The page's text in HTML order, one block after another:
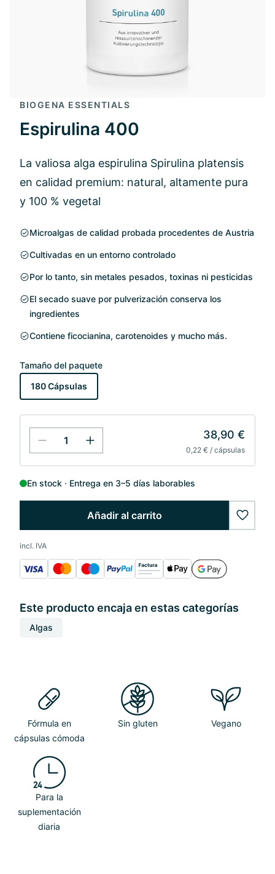
BIOGENA ESSENTIALS
Espirulina 400
La valiosa alga espirulina Spirulina platensis
en calidad premium: natural, altamente pura
y 100 % vegetal
Microalgas de calidad probada procedentes de Austria
Cultivadas en un entorno controlado
Por lo tanto, sin metales pesados, toxinas ni pesticidas
El secado suave por pulverización conserva los
ingredientes
Contiene ficocianina, carotenoides y mucho más.
Tamaño del paquete
180 Cápsulas
38,90 €
0,22 € / cápsulas
En stock Entrega en 3–5 días laborables
Añadir al carrito
incl. IVA
Este producto encaja en estas categorías
Algas
Fórmula en
cápsulas cómoda
Sin gluten Vegano
Para la
suplementación
diaria